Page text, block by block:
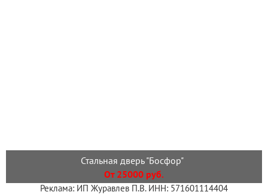
Стальная дверь "Босфор"
От 25000 руб.
Реклама: ИП Журавлев П.В. ИНН: 571601114404